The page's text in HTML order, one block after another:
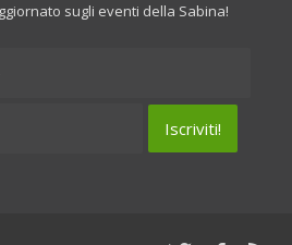
sugli eventi della Sabina!